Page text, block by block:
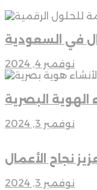
في السعودية
نوفمبر 4, 2024
الهوية البصرية
نوفمبر 3, 2024
نجاح الأعمال
نوفمبر 3, 2024